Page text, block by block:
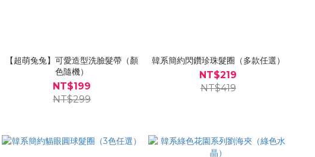
【超萌兔兔】可愛造型洗臉髮帶（顏
色隨機）
NT$199
NT$299
韓系簡約閃鑽珍珠髮圈（多款任選）
NT$219
NT$419